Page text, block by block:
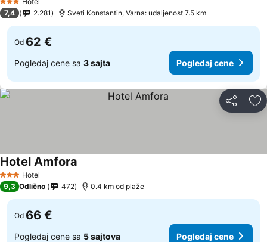
3 Zvezdice
7,4 2.281 Sveti Konstantin, Varna: udaljenost 7.5 km
Od 62 €
Pogledaj cene sa 3 sajta Pogledaj cene
Deli
3 Zvezdice
Hotel
Hotel Amfora
9,3 Odlično 472 0.4 km od plaže
Od 66 €
Pogledaj cene sa 5 sajtova Pogledaj cene